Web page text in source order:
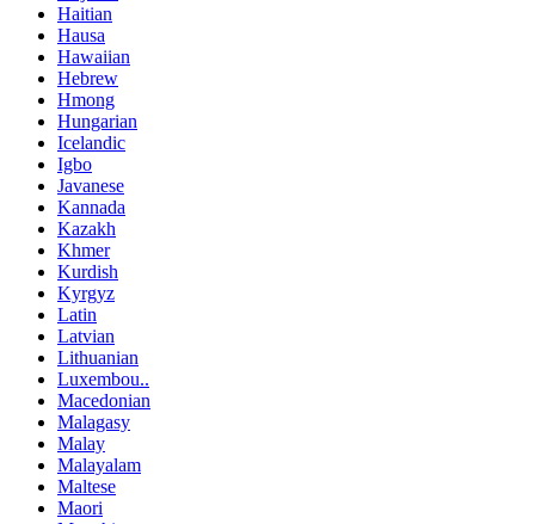
Haitian
Hausa
Hawaiian
Hebrew
Hmong
Hungarian
Icelandic
Igbo
Javanese
Kannada
Kazakh
Khmer
Kurdish
Kyrgyz
Latin
Latvian
Lithuanian
Luxembou..
Macedonian
Malagasy
Malay
Malayalam
Maltese
Maori